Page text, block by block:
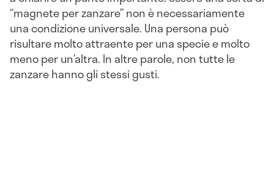
“magnete per zanzare” non è necessariamente
una condizione universale. Una persona può
risultare molto attraente per una specie e molto
meno per un’altra. In altre parole, non tutte le
zanzare hanno gli stessi gusti.